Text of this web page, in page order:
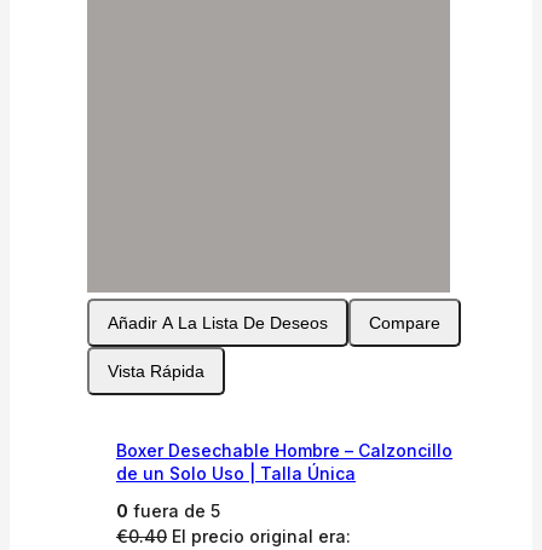
Añadir A La Lista De Deseos Compare
Vista Rápida
Boxer Desechable Hombre – Calzoncillo
de un Solo Uso | Talla Única
0 fuera de 5
€0.40 El precio original era: